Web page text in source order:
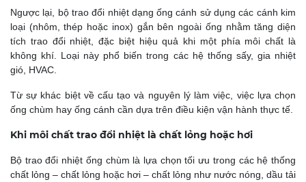
Ngược lại, bộ trao đổi nhiệt dạng ống cánh sử dụng các cánh kim
loại (nhôm, thép hoặc inox) gắn bên ngoài ống nhằm tăng diện
tích trao đổi nhiệt, đặc biệt hiệu quả khi một phía môi chất là
không khí. Loại này phổ biến trong các hệ thống sấy, gia nhiệt
gió, HVAC.
Từ sự khác biệt về cấu tạo và nguyên lý làm việc, việc lựa chọn
ống chùm hay ống cánh cần dựa trên điều kiện vận hành thực tế.
Khi môi chất trao đổi nhiệt là chất lỏng hoặc hơi
Bộ trao đổi nhiệt ống chùm là lựa chọn tối ưu trong các hệ thống
chất lỏng – chất lỏng hoặc hơi – chất lỏng như nước nóng, dầu tải